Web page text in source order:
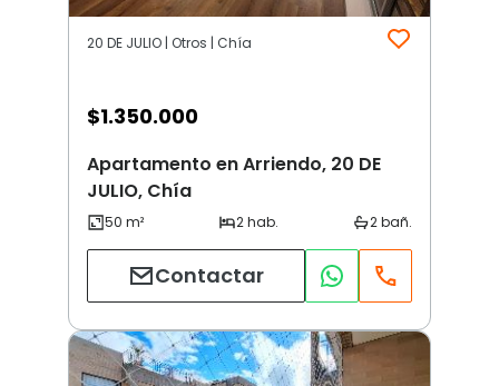
20 DE JULIO | Otros | Chía
$1.350.000
Apartamento en Arriendo, 20 DE
JULIO, Chía
Contactar